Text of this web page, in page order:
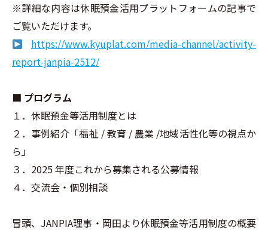
※詳細な内容は休眠預金活用プラットフォームの記事で
ご覧いただけます。
https://www.kyuplat.com/media-channel/activity-
report-janpia-2512/
■ プログラム
１．休眠預金等活用制度とは
２．事例紹介「福祉 / 教育 / 農業 /地域活性化等の視点か
ら」
３．2025 年度これから募集される公募情報
４．交流会・個別相談
冒頭、JANPIA理事・岡田より休眠預金等活用制度の概要